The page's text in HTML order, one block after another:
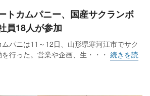
トカムパニー、国産サクランボ
18人が参加
パニは11～12日、山形県寒河江市でサク
行った。営業や企画、生・・・ 続きを読